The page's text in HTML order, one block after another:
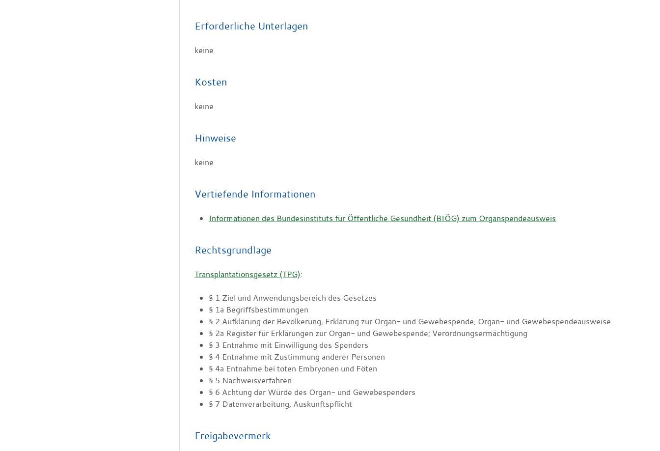
Erforderliche Unterlagen
keine
Kosten
keine
Hinweise
keine
Vertiefende Informationen
Informationen des Bundesinstituts für Öffentliche Gesundheit (BIÖG) zum Organspendeausweis
Rechtsgrundlage
Transplantationsgesetz (TPG):
§ 1 Ziel und Anwendungsbereich des Gesetzes
§ 1a Begriffsbestimmungen
§ 2 Aufklärung der Bevölkerung, Erklärung zur Organ- und Gewebespende, Organ- und Gewebespendeausweise
§ 2a Register für Erklärungen zur Organ- und Gewebespende; Verordnungsermächtigung
§ 3 Entnahme mit Einwilligung des Spenders
§ 4 Entnahme mit Zustimmung anderer Personen
§ 4a Entnahme bei toten Embryonen und Föten
§ 5 Nachweisverfahren
§ 6 Achtung der Würde des Organ- und Gewebespenders
§ 7 Datenverarbeitung, Auskunftspflicht
Freigabevermerk